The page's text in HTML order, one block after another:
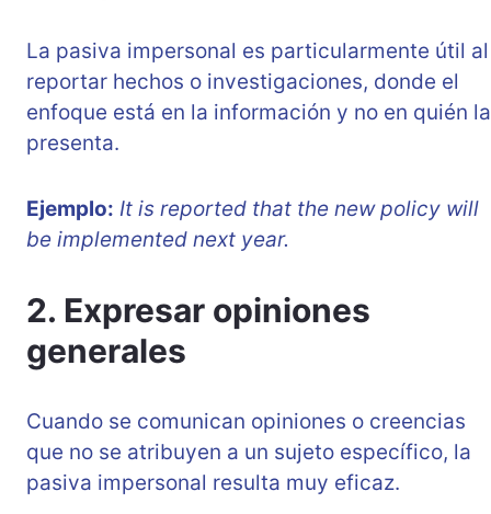
La pasiva impersonal es particularmente útil al
reportar hechos o investigaciones, donde el
enfoque está en la información y no en quién la
presenta.
Ejemplo: It is reported that the new policy will
be implemented next year.
2. Expresar opiniones
generales
Cuando se comunican opiniones o creencias
que no se atribuyen a un sujeto específico, la
pasiva impersonal resulta muy eficaz.